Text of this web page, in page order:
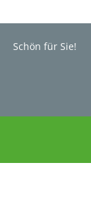
Schön für Sie!